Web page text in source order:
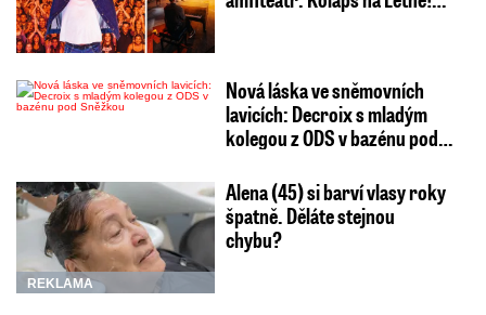
Nová láska ve sněmovních
lavicích: Decroix s mladým
kolegou z ODS v bazénu pod…
REKLAMA
Alena (45) si barví vlasy roky
špatně. Děláte stejnou
chybu?